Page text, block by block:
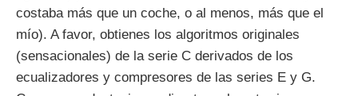
costaba más que un coche, o al menos, más que el
mío). A favor, obtienes los algoritmos originales
(sensacionales) de la serie C derivados de los
ecualizadores y compresores de las series E y G.